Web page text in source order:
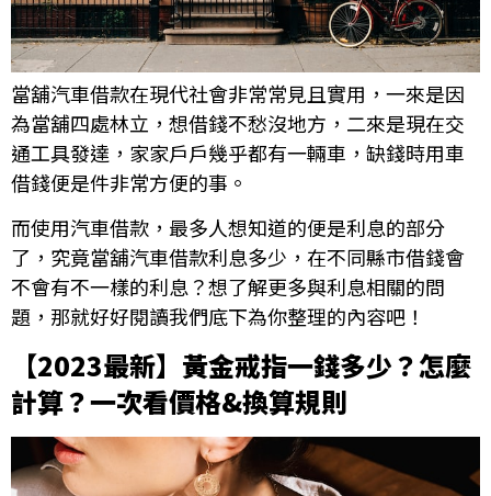
當舖汽車借款在現代社會非常常見且實用，一來是因
為當舖四處林立，想借錢不愁沒地方，二來是現在交
通工具發達，家家戶戶幾乎都有一輛車，缺錢時用車
借錢便是件非常方便的事。
而使用汽車借款，最多人想知道的便是利息的部分
了，究竟當舖汽車借款利息多少，在不同縣市借錢會
不會有不一樣的利息？想了解更多與利息相關的問
題，那就好好閱讀我們底下為你整理的內容吧！
【2023最新】黃金戒指一錢多少？怎麼
計算？一次看價格&換算規則